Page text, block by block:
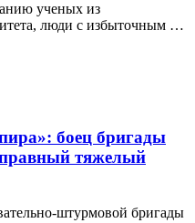
ученых из
люди с избыточным …
боец бригады
тяжелый
штурмовой бригады